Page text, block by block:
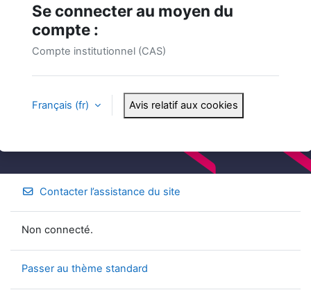
Se connecter au moyen du
compte :
Compte institutionnel (CAS)
Français ‎(fr)‎ Avis relatif aux cookies
Contacter l’assistance du site
Non connecté.
Passer au thème standard